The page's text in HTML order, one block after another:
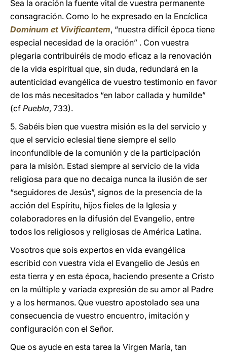
Sea la oración la fuente vital de vuestra permanente
consagración. Como lo he expresado en la Encíclica
Dominum et Vivificantem, “nuestra difícil época tiene
especial necesidad de la oración” . Con vuestra
plegaria contribuiréis de modo eficaz a la renovación
de la vida espiritual que, sin duda, redundará en la
autenticidad evangélica de vuestro testimonio en favor
de los más necesitados “en labor callada y humilde”
(cf Puebla, 733).
5. Sabéis bien que vuestra misión es la del servicio y
que el servicio eclesial tiene siempre el sello
inconfundible de la comunión y de la participación
para la misión. Estad siempre al servicio de la vida
religiosa para que no decaiga nunca la ilusión de ser
“seguidores de Jesús”, signos de la presencia de la
acción del Espíritu, hijos fieles de la Iglesia y
colaboradores en la difusión del Evangelio, entre
todos los religiosos y religiosas de América Latina.
Vosotros que sois expertos en vida evangélica
escribid con vuestra vida el Evangelio de Jesús en
esta tierra y en esta época, haciendo presente a Cristo
en la múltiple y variada expresión de su amor al Padre
y a los hermanos. Que vuestro apostolado sea una
consecuencia de vuestro encuentro, imitación y
configuración con el Señor.
Que os ayude en esta tarea la Virgen María, tan